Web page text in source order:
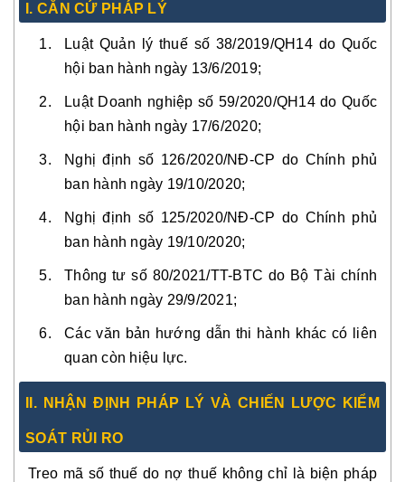
I. CĂN CỨ PHÁP LÝ
Luật Quản lý thuế số 38/2019/QH14 do Quốc
hội ban hành ngày 13/6/2019;
Luật Doanh nghiệp số 59/2020/QH14 do Quốc
hội ban hành ngày 17/6/2020;
Nghị định số 126/2020/NĐ-CP do Chính phủ
ban hành ngày 19/10/2020;
Nghị định số 125/2020/NĐ-CP do Chính phủ
ban hành ngày 19/10/2020;
Thông tư số 80/2021/TT-BTC do Bộ Tài chính
ban hành ngày 29/9/2021;
Các văn bản hướng dẫn thi hành khác có liên
quan còn hiệu lực.
II. NHẬN ĐỊNH PHÁP LÝ VÀ CHIẾN LƯỢC KIỂM
SOÁT RỦI RO
Treo mã số thuế do nợ thuế không chỉ là biện pháp